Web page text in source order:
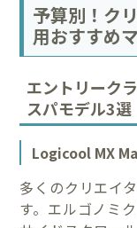
予算別！ク
用おすすめ
エントリーク
スパモデル3選
Logicool MX
多くのクリエイ
す。エルゴノミ